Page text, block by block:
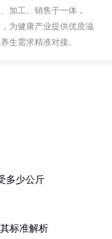
加工、销售于一体，
为健康产业提供优质滋
生需求精准对接。
多少公斤
标准解析